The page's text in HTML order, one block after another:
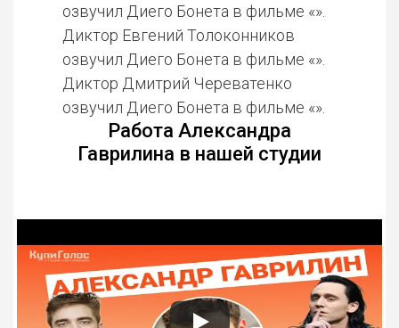
озвучил Диего Бонета в фильме «».
Диктор Евгений Толоконников
озвучил Диего Бонета в фильме «».
Диктор Дмитрий Череватенко
озвучил Диего Бонета в фильме «».
Работа Александра
Гаврилина в нашей студии